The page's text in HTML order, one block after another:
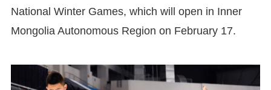
National Winter Games, which will open in Inner
Mongolia Autonomous Region on February 17.